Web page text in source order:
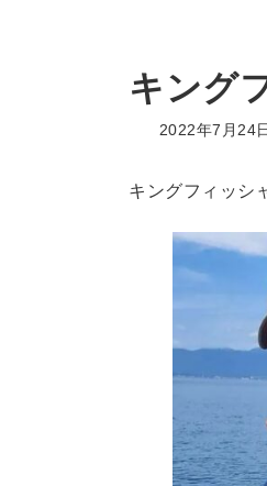
キング
2022年7月24
キングフィッシ